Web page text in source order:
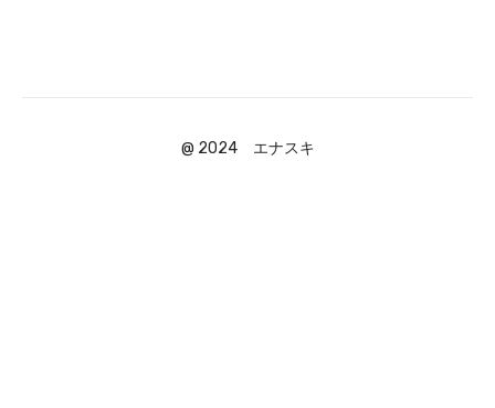
@ 2024 エナスキ